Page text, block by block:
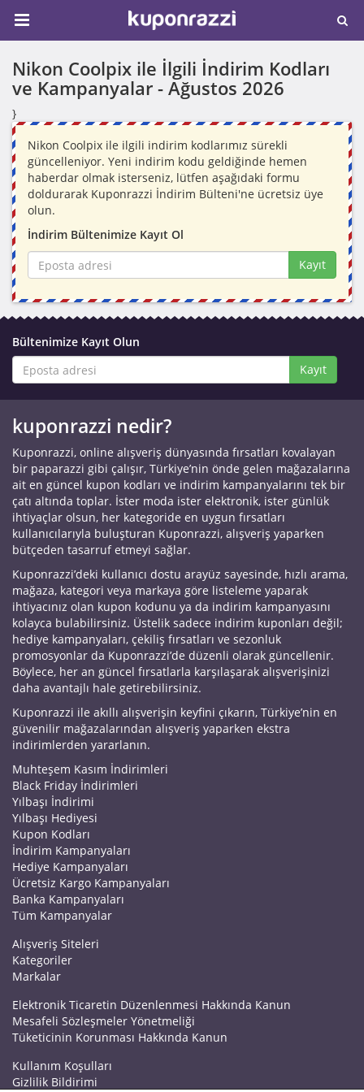
Nikon Coolpix ile İlgili İndirim Kodları
ve Kampanyalar - Ağustos 2026
}
Nikon Coolpix ile ilgili indirim kodlarımız sürekli
güncelleniyor. Yeni indirim kodu geldiğinde hemen
haberdar olmak isterseniz, lütfen aşağıdaki formu
doldurarak Kuponrazzi İndirim Bülteni'ne ücretsiz üye
olun.
İndirim Bültenimize Kayıt Ol
Kayıt
Bültenimize Kayıt Olun
Kayıt
kuponrazzi nedir?
Kuponrazzi, online alışveriş dünyasında fırsatları kovalayan
bir paparazzi gibi çalışır, Türkiye’nin önde gelen mağazalarına
ait en güncel kupon kodları ve indirim kampanyalarını tek bir
çatı altında toplar. İster moda ister elektronik, ister günlük
ihtiyaçlar olsun, her kategoride en uygun fırsatları
kullanıcılarıyla buluşturan Kuponrazzi, alışveriş yaparken
bütçeden tasarruf etmeyi sağlar.
Kuponrazzi’deki kullanıcı dostu arayüz sayesinde, hızlı arama,
mağaza, kategori veya markaya göre listeleme yaparak
ihtiyacınız olan kupon kodunu ya da indirim kampanyasını
kolayca bulabilirsiniz. Üstelik sadece indirim kuponları değil;
hediye kampanyaları, çekiliş fırsatları ve sezonluk
promosyonlar da Kuponrazzi’de düzenli olarak güncellenir.
Böylece, her an güncel fırsatlarla karşılaşarak alışverişinizi
daha avantajlı hale getirebilirsiniz.
Kuponrazzi ile akıllı alışverişin keyfini çıkarın, Türkiye’nin en
güvenilir mağazalarından alışveriş yaparken ekstra
indirimlerden yararlanın.
Muhteşem Kasım İndirimleri
Black Friday İndirimleri
Yılbaşı İndirimi
Yılbaşı Hediyesi
Kupon Kodları
İndirim Kampanyaları
Hediye Kampanyaları
Ücretsiz Kargo Kampanyaları
Banka Kampanyaları
Tüm Kampanyalar
Alışveriş Siteleri
Kategoriler
Markalar
Elektronik Ticaretin Düzenlenmesi Hakkında Kanun
Mesafeli Sözleşmeler Yönetmeliği
Tüketicinin Korunması Hakkında Kanun
Kullanım Koşulları
Gizlilik Bildirimi